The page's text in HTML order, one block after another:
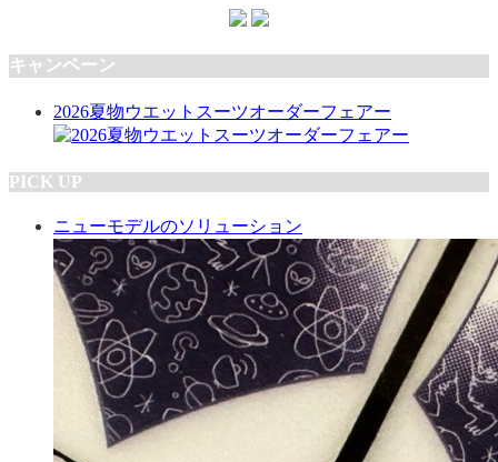
キャンペーン
2026夏物ウエットスーツオーダーフェアー
PICK UP
ニューモデルのソリューション